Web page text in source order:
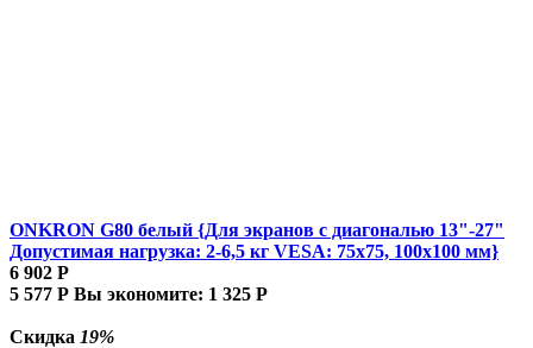
ONKRON G80 белый {Для экранов с диагональю 13"-27"
Допустимая нагрузка: 2-6,5 кг VESA: 75x75, 100x100 мм}
6 902 Р
5 577 Р Вы экономите: 1 325 Р
Скидка 19%